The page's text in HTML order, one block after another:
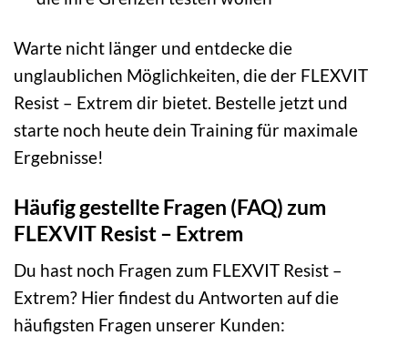
Warte nicht länger und entdecke die
unglaublichen Möglichkeiten, die der FLEXVIT
Resist – Extrem dir bietet. Bestelle jetzt und
starte noch heute dein Training für maximale
Ergebnisse!
Häufig gestellte Fragen (FAQ) zum
FLEXVIT Resist – Extrem
Du hast noch Fragen zum FLEXVIT Resist –
Extrem? Hier findest du Antworten auf die
häufigsten Fragen unserer Kunden: